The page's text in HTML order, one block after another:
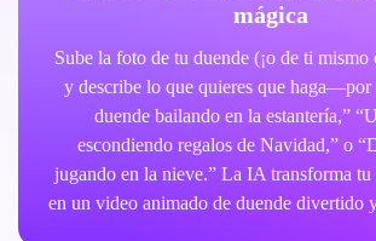
mágica
Sube la foto de tu duende (¡o de ti mismo
y describe lo que quieres que haga—por
duende bailando en la estantería,”
escondiendo regalos de Navidad,” o
jugando en la nieve.” La IA transforma tu
en un video animado de duende divertido